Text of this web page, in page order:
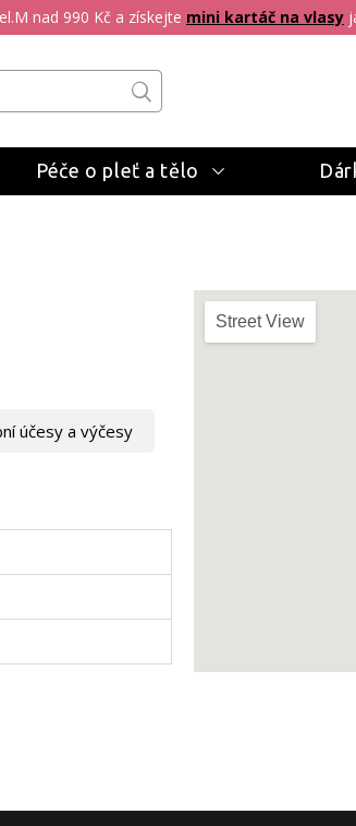
nad 990 Kč a získejte mini kartáč na vlasy
Péče o pleť a tělo
účesy a výčesy
Street View